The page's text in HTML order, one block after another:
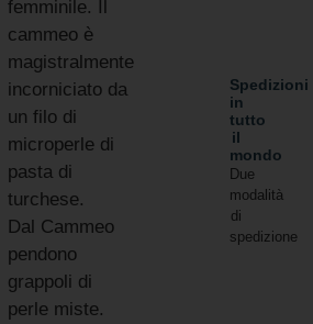
femminile. Il
cammeo è
magistralmente
incorniciato da
un filo di
microperle di
pasta di
turchese.
Dal Cammeo
pendono
grappoli di
perle miste.
Spedizioni
in
tutto
il
mondo
Due
modalità
di
spedizione